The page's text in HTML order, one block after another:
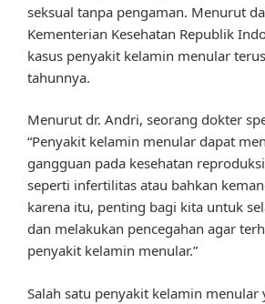
seksual tanpa pengaman. Menurut
Kementerian Kesehatan Republik
kasus penyakit kelamin menular
tahunnya.
Menurut dr. Andri, seorang dokter
“Penyakit kelamin menular dapat
gangguan pada kesehatan
seperti infertilitas atau bahkan
karena itu, penting bagi kita untuk
dan melakukan pencegahan agar
penyakit kelamin menular.”
Salah satu penyakit kelamin